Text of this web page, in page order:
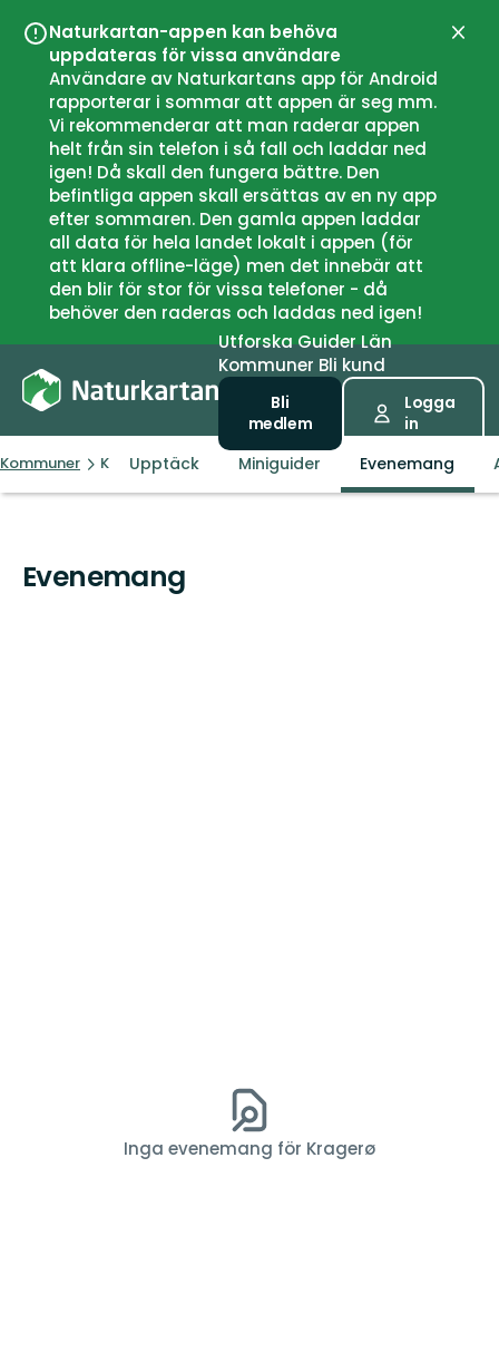
Naturkartan-appen kan behöva
uppdateras för vissa användare
Användare av Naturkartans app för Android
rapporterar i sommar att appen är seg mm.
Vi rekommenderar att man raderar appen
helt från sin telefon i så fall och laddar ned
igen! Då skall den fungera bättre. Den
befintliga appen skall ersättas av en ny app
efter sommaren. Den gamla appen laddar
all data för hela landet lokalt i appen (för
att klara offline-läge) men det innebär att
den blir för stor för vissa telefoner - då
behöver den raderas och laddas ned igen!
UtforskaGuiderLän
Kommuner Bli kund
Bli
medlem
Logga
in
Kommuner KragerøUpptäck Miniguider Evenemang
Evenemang
Inga evenemang för Kragerø